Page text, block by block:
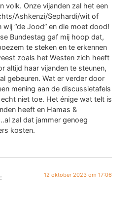
volk. Onze vijanden zal het een
Ashkenzi/Sephardi/wit of
wij “de Jood” en die moet dood!
Bundestag gaf mij hoop dat,
te steken en te erkennen
zoals het Westen zich heeft
altijd haar vijanden te steunen,
gebeuren. Wat er verder door
mening aan de discussietafels
niet toe. Het énige wat telt is
heeft en Hamas &
zal dat jammer genoeg
kosten.
12 oktober 2023 om 17:06